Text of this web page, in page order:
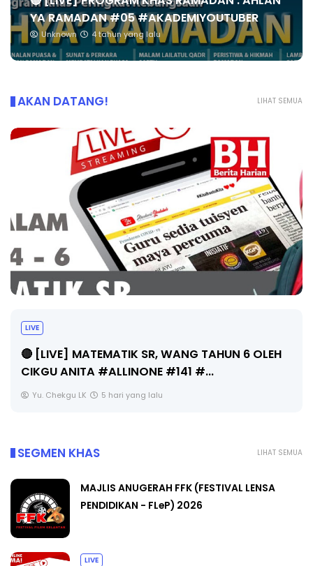
YA RAMADAN #05 #AKADEMIYOUTUBER
Unknown 4 tahun yang lalu
LIHAT SEMUA
AKAN DATANG!
TAHUN 6 OLEH
#...
Unknown 5 hari yang lalu
LIHAT SEMUA
SEGMEN KHAS
MAJLIS ANUGERAH FFK (FESTIVAL LENSA
PENDIDIKAN - FLeP) 2026
LIVE